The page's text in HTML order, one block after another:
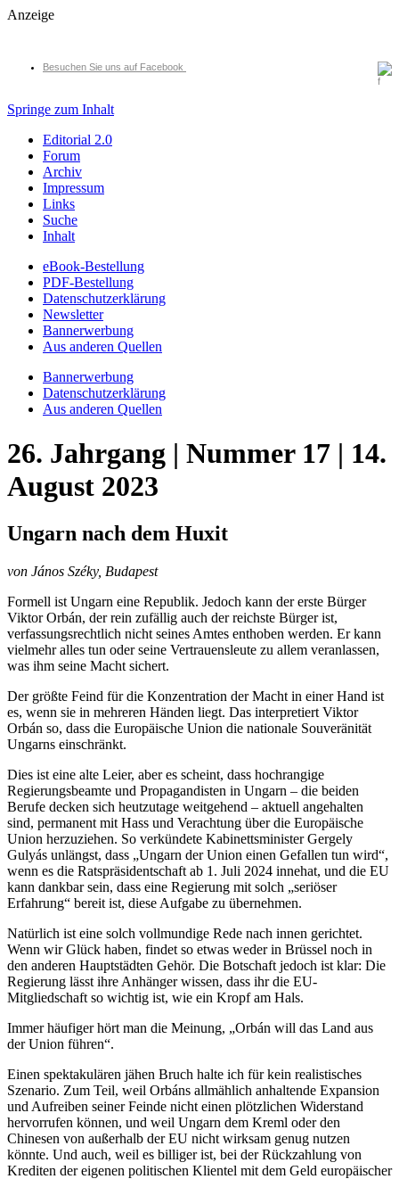
Anzeige
Besuchen Sie uns auf Facebook
Springe zum Inhalt
Editorial 2.0
Forum
Archiv
Impressum
Links
Suche
Inhalt
eBook-Bestellung
PDF-Bestellung
Datenschutzerklärung
Newsletter
Bannerwerbung
Aus anderen Quellen
Bannerwerbung
Datenschutzerklärung
Aus anderen Quellen
26. Jahrgang | Nummer 17 | 14.
August 2023
Ungarn nach dem Huxit
von János Széky, Budapest
Formell ist Ungarn eine Republik. Jedoch kann der erste Bürger
Viktor Orbán, der rein zufällig auch der reichste Bürger ist,
verfassungsrechtlich nicht seines Amtes enthoben werden. Er kann
vielmehr alles tun oder seine Vertrauensleute zu allem veranlassen,
was ihm seine Macht sichert.
Der größte Feind für die Konzentration der Macht in einer Hand ist
es, wenn sie in mehreren Händen liegt. Das interpretiert Viktor
Orbán so, dass die Europäische Union die nationale Souveränität
Ungarns einschränkt.
Dies ist eine alte Leier, aber es scheint, dass hochrangige
Regierungsbeamte und Propagandisten in Ungarn – die beiden
Berufe decken sich heutzutage weitgehend – aktuell angehalten
sind, permanent mit Hass und Verachtung über die Europäische
Union herzuziehen. So verkündete Kabinettsminister Gergely
Gulyás unlängst, dass „Ungarn der Union einen Gefallen tun wird“,
wenn es die Ratspräsidentschaft ab 1. Juli 2024 innehat, und die EU
kann dankbar sein, dass eine Regierung mit solch „seriöser
Erfahrung“ bereit ist, diese Aufgabe zu übernehmen.
Natürlich ist eine solch vollmundige Rede nach innen gerichtet.
Wenn wir Glück haben, findet so etwas weder in Brüssel noch in
den anderen Hauptstädten Gehör. Die Botschaft jedoch ist klar: Die
Regierung lässt ihre Anhänger wissen, dass ihr die EU-
Mitgliedschaft so wichtig ist, wie ein Kropf am Hals.
Immer häufiger hört man die Meinung, „Orbán will das Land aus
der Union führen“.
Einen spektakulären jähen Bruch halte ich für kein realistisches
Szenario. Zum Teil, weil Orbáns allmählich anhaltende Expansion
und Aufreiben seiner Feinde nicht einen plötzlichen Widerstand
hervorrufen können, und weil Ungarn dem Kreml oder den
Chinesen von außerhalb der EU nicht wirksam genug nutzen
könnte. Und auch, weil es billiger ist, bei der Rückzahlung von
Krediten der eigenen politischen Klientel mit dem Geld europäischer